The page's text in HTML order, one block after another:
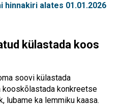
hinnakiri alates 01.01.2026
külastada koos
soovi külastada
konkreetse
lubame ka lemmiku kaasa.